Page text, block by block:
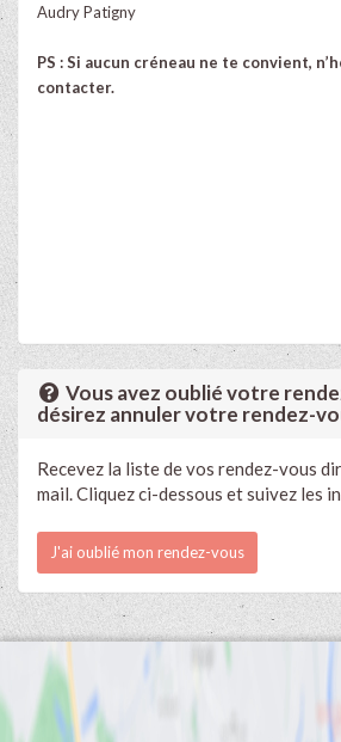
Audry Patigny
PS : Si aucun créneau ne te convient,
contacter.
Vous avez oublié votre
désirez annuler votre rendez-
Recevez la liste de vos rendez-vous
mail. Cliquez ci-dessous et suivez les
J'ai oublié mon rendez-vous